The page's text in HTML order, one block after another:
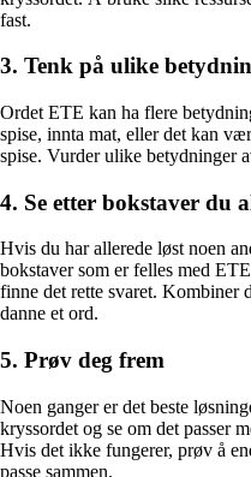
fast.
3. Tenk på ulike
Ordet ETE kan ha flere
spise, innta mat, eller det kan
spise. Vurder ulike betydninger
4. Se etter bokstaver du
Hvis du har allerede løst noen
bokstaver som er felles med
finne det rette svaret. Kombiner
danne et ord.
5. Prøv deg frem
Noen ganger er det beste
kryssordet og se om det passer
Hvis det ikke fungerer, prøv å
passe sammen.